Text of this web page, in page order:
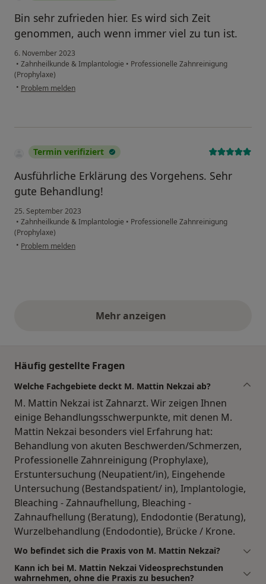
Bin sehr zufrieden hier. Es wird sich Zeit
genommen, auch wenn immer viel zu tun ist.
6. November 2023
• Zahnheilkunde & Implantologie • Professionelle Zahnreinigung
(Prophylaxe)
• Problem melden
Termin verifiziert
Ausführliche Erklärung des Vorgehens. Sehr
gute Behandlung!
25. September 2023
• Zahnheilkunde & Implantologie • Professionelle Zahnreinigung
(Prophylaxe)
• Problem melden
Mehr anzeigenobige Stellungnahmen
Häufig gestellte Fragen
Welche Fachgebiete deckt M. Mattin Nekzai ab?
M. Mattin Nekzai ist Zahnarzt. Wir zeigen Ihnen
einige Behandlungsschwerpunkte, mit denen M.
Mattin Nekzai besonders viel Erfahrung hat:
Behandlung von akuten Beschwerden/Schmerzen,
Professionelle Zahnreinigung (Prophylaxe),
Erstuntersuchung (Neupatient/in), Eingehende
Untersuchung (Bestandspatient/ in), Implantologie,
Bleaching - Zahnaufhellung, Bleaching -
Zahnaufhellung (Beratung), Endodontie (Beratung),
Wurzelbehandlung (Endodontie), Brücke / Krone.
Wo befindet sich die Praxis von M. Mattin Nekzai?
Kann ich bei M. Mattin Nekzai Videosprechstunden
wahrnehmen, ohne die Praxis zu besuchen?